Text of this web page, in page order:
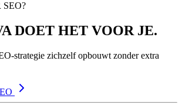
DOET HET VOOR JE.
strategie zichzelf opbouwt zonder extra